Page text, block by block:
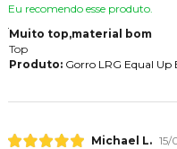
Eu recomendo esse produto.
Muito top,material bom
Top
Produto:Gorro LRG Equal Up
Michael L.